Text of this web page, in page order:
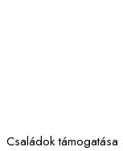
Családok